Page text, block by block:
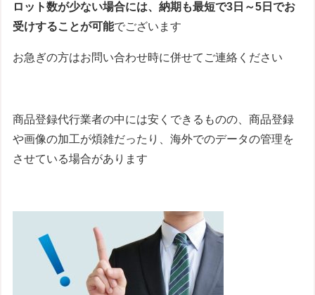
ロット数が少ない場合には、納期も最短で3日～5日でお
受けすることが可能でございます
お急ぎの方はお問い合わせ時に併せてご連絡ください
商品登録代行業者の中には安くできるものの、商品登録
や画像の加工が煩雑だったり、海外でのデータの管理を
させている場合があります